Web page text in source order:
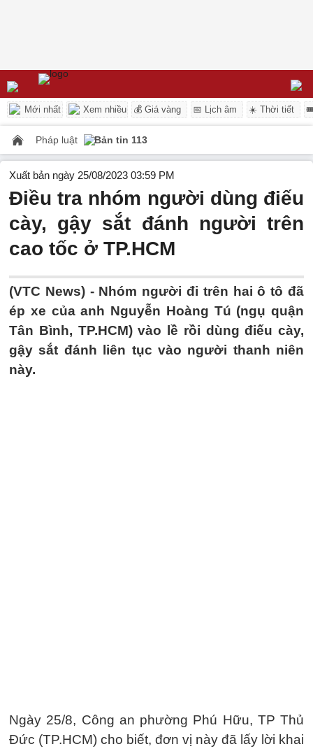
Mới nhất Xem nhiều 💰 Giá vàng 📅 Lịch âm ☀️ Thời tiết
Pháp luật Bản tin 113
Xuất bản ngày 25/08/2023 03:59 PM
Điều tra nhóm người dùng điếu
cày, gậy sắt đánh người trên
cao tốc ở TP.HCM
(VTC News) - Nhóm người đi trên hai ô tô đã
ép xe của anh Nguyễn Hoàng Tú (ngụ quận
Tân Bình, TP.HCM) vào lề rồi dùng điếu cày,
gậy sắt đánh liên tục vào người thanh niên
này.
Ngày 25/8, Công an phường Phú Hữu, TP Thủ
Đức (TP.HCM) cho biết, đơn vị này đã lấy lời khai